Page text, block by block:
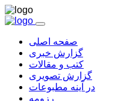
صفحه اصلی
گزارش خبری
کتب و مقالات
گزارش تصویری
در آینه مطبوعات
رزومه